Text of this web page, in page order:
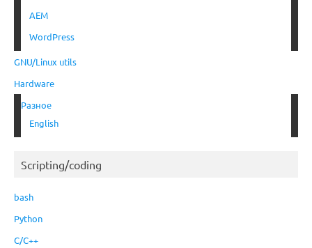
AEM
WordPress
GNU/Linux utils
Hardware
Разное
English
Scripting/coding
bash
Python
C/C++